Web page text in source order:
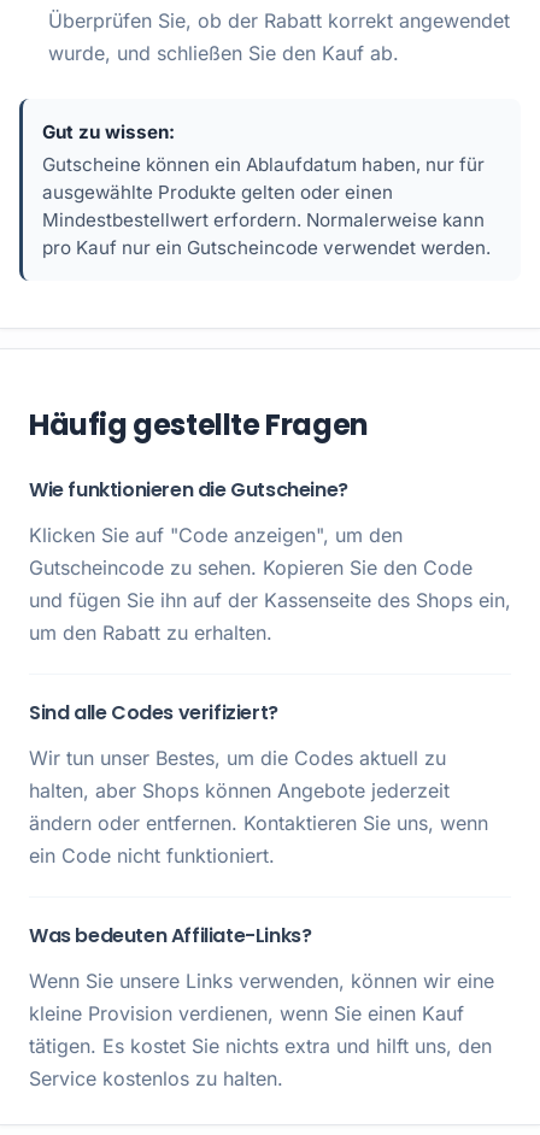
Überprüfen Sie, ob der Rabatt korrekt angewendet
wurde, und schließen Sie den Kauf ab.
Gut zu wissen:
Gutscheine können ein Ablaufdatum haben, nur für
ausgewählte Produkte gelten oder einen
Mindestbestellwert erfordern. Normalerweise kann
pro Kauf nur ein Gutscheincode verwendet werden.
Häufig gestellte Fragen
Wie funktionieren die Gutscheine?
Klicken Sie auf "Code anzeigen", um den
Gutscheincode zu sehen. Kopieren Sie den Code
und fügen Sie ihn auf der Kassenseite des Shops ein,
um den Rabatt zu erhalten.
Sind alle Codes verifiziert?
Wir tun unser Bestes, um die Codes aktuell zu
halten, aber Shops können Angebote jederzeit
ändern oder entfernen. Kontaktieren Sie uns, wenn
ein Code nicht funktioniert.
Was bedeuten Affiliate-Links?
Wenn Sie unsere Links verwenden, können wir eine
kleine Provision verdienen, wenn Sie einen Kauf
tätigen. Es kostet Sie nichts extra und hilft uns, den
Service kostenlos zu halten.